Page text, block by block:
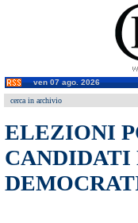
ven 07 ago. 2026
cerca in archivio
ELEZIONI
CANDIDATI